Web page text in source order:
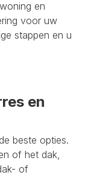
en
voor uw
stappen en u
en
beste opties.
of het dak,
of